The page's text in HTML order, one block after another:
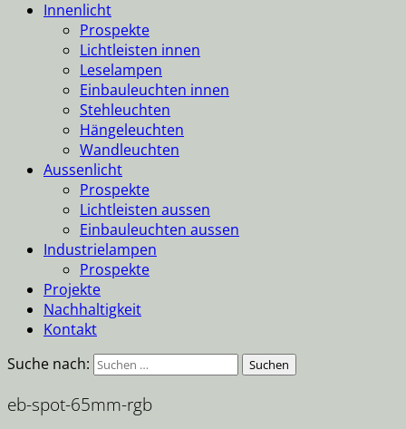
Innenlicht
Prospekte
Lichtleisten innen
Leselampen
Einbauleuchten innen
Stehleuchten
Hängeleuchten
Wandleuchten
Aussenlicht
Prospekte
Lichtleisten aussen
Einbauleuchten aussen
Industrielampen
Prospekte
Projekte
Nachhaltigkeit
Kontakt
Suche nach:
eb-spot-65mm-rgb